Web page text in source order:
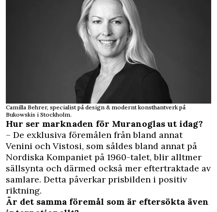
Camilla Behrer, specialist på design & modernt konsthantverk på
Bukowskis i Stockholm.
Hur ser marknaden för Muranoglas ut idag?
– De exklusiva föremålen från bland annat
Venini och Vistosi, som såldes bland annat på
Nordiska Kompaniet på 1960-talet, blir alltmer
sällsynta och därmed också mer eftertraktade av
samlare. Detta påverkar prisbilden i positiv
riktning.
Är det samma föremål som är eftersökta även